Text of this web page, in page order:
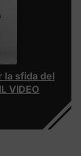
la sfida del
VIDEO